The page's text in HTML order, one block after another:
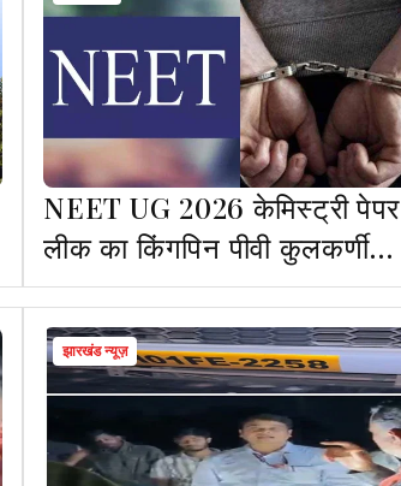
NEET UG 2026 केमिस्ट्री पेपर
लीक का किंगपिन पीवी कुलकर्णी
गिरफ्तार
झारखंड न्यूज़